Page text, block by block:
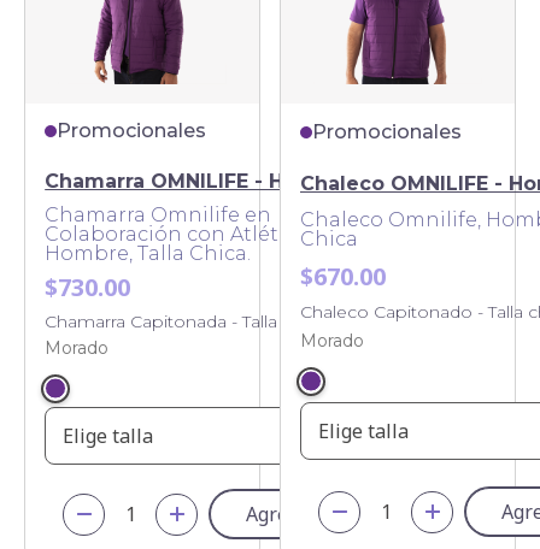
Promocionales
Chamarra OMNILIFE - Hombre
Chamarra Omnilife en
Colaboración con Atlética,
Hombre, Talla Chica.
$730.00
Chamarra Capitonada - Talla chica
Morado
Elige talla
Agregar
Promocionales
Chaleco OMNILIFE -
Chaleco Omnilife,
Chica
$670.00
Chaleco Capitonado - Talla
Morado
Elige talla